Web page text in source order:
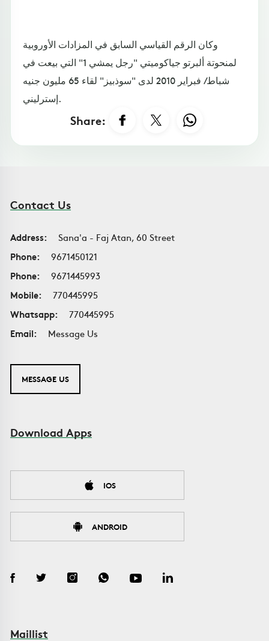
وكان الرقم القياسي السابق في المزادات الأوروبية
لمنحوتة ألبرتو جياكوميتي "رجل يمشي 1" التي بيعت في
شباط/ فبراير 2010 لدى "سوذبيز" لقاء 65 مليون جنيه
إسترليني.
Share:
Contact Us
Address:
Sana'a - Faj Atan, 60 Street
Phone:
9671450121
Phone:
9671445993
Mobile:
770445995
Whatsapp:
770445995
Email:
Message Us
MESSAGE US
Download Apps
IOS
ANDROID
Maillist